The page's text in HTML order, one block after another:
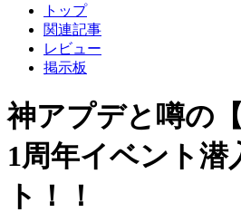
トップ
関連記事
レビュー
掲示板
神アプデと噂の
1周年イベント潜
ト！！